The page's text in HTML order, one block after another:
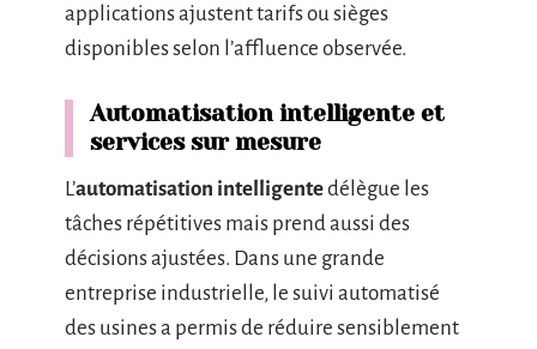
applications ajustent tarifs ou sièges
disponibles selon l’affluence observée.
Automatisation intelligente et
services sur mesure
L’automatisation intelligentedélègue les
tâches répétitives mais prend aussi des
décisions ajustées. Dans une grande
entreprise industrielle, le suivi automatisé
des usines a permis de réduire sensiblement